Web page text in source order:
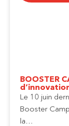
BOOSTER
Le 10 juin
Booster
la…